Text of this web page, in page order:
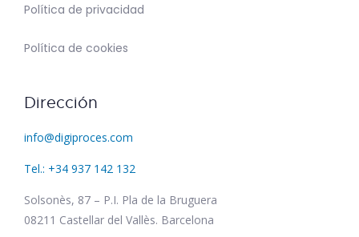
Política de privacidad
Política de cookies
Dirección
info@digiproces.com
Tel.: +34 937 142 132
Solsonès, 87 – P.I. Pla de la Bruguera
08211 Castellar del Vallès. Barcelona